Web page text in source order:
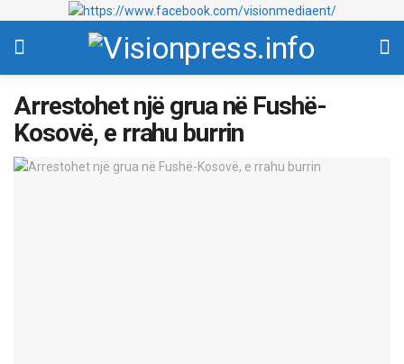
Arrestohet një grua në Fushë-
Kosovë, e rrahu burrin